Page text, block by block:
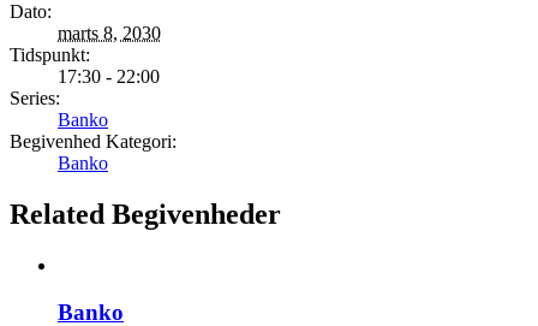
Dato:
marts 8, 2030
Tidspunkt:
17:30 - 22:00
Series:
Banko
Begivenhed Kategori:
Banko
Related Begivenheder
Banko